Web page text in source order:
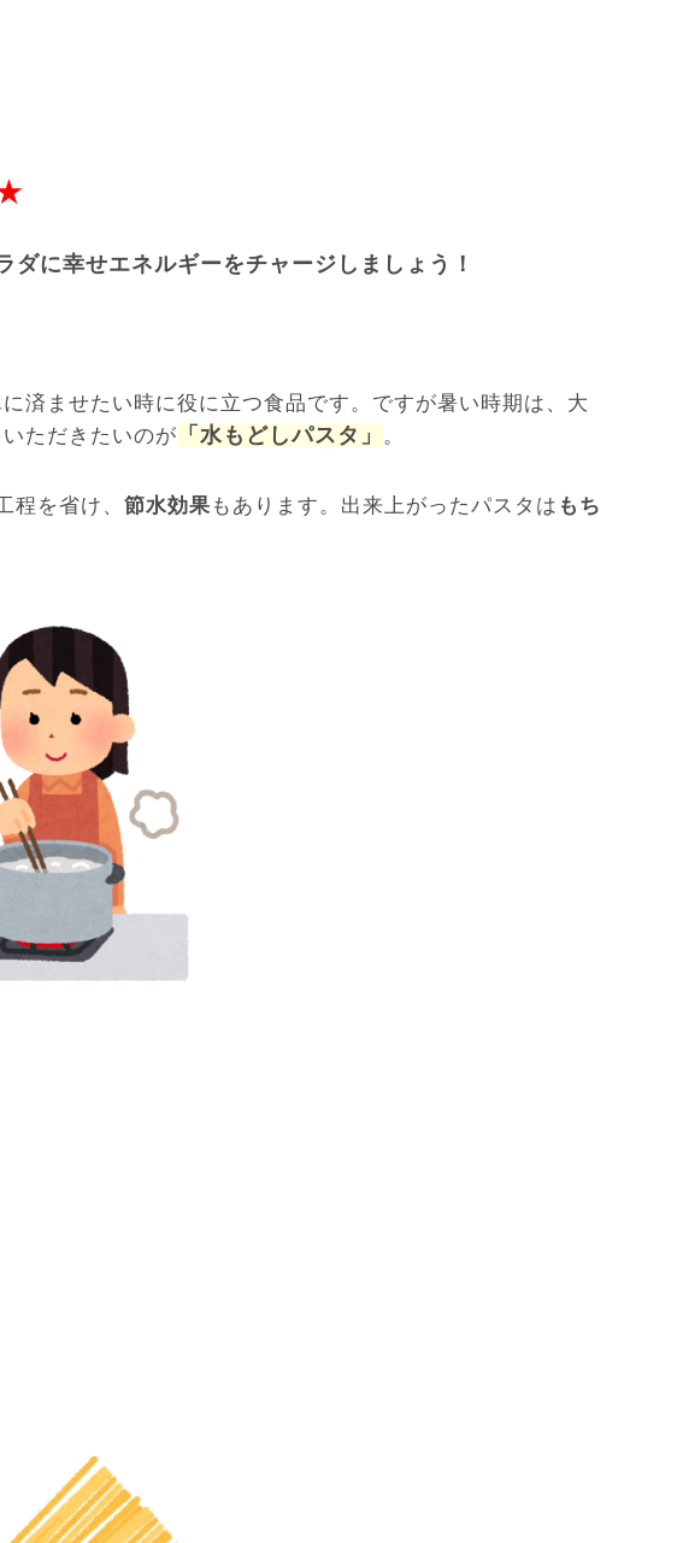
ダに幸せエネルギーをチャージしましょう！
済ませたい時に役に立つ食品です。ですが暑い時期は、大
ただきたいのが 「水もどしパスタ」 。
を省け、 節水効果 もあります。出来上がったパスタは もち